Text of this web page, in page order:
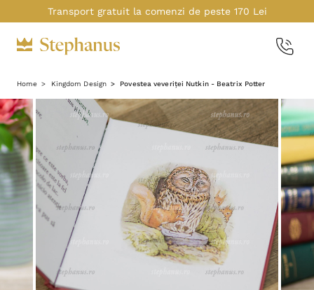
Transport gratuit la comenzi de peste 170 Lei
Home Kingdom Design Povestea veveriței Nutkin - Beatrix Potter